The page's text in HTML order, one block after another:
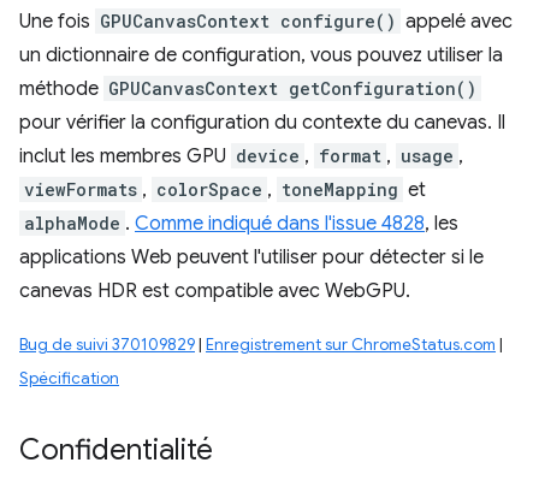
Une fois GPUCanvasContext configure() appelé avec
un dictionnaire de configuration, vous pouvez utiliser la
méthode GPUCanvasContext getConfiguration()
pour vérifier la configuration du contexte du canevas. Il
inclut les membres GPU device , format , usage ,
viewFormats , colorSpace , toneMapping et
alphaMode . Comme indiqué dans l'issue 4828, les
applications Web peuvent l'utiliser pour détecter si le
canevas HDR est compatible avec WebGPU.
Bug de suivi 370109829| Enregistrement sur ChromeStatus.com |
Spécification
Confidentialité